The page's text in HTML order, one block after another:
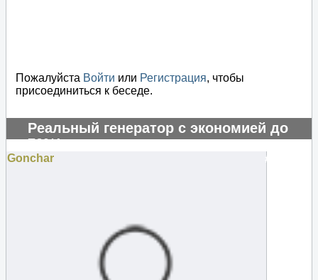
Пожалуйста Войти или Регистрация, чтобы
присоединиться к беседе.
Реальный генератор с экономией до
70%!
#131253
Gonchar